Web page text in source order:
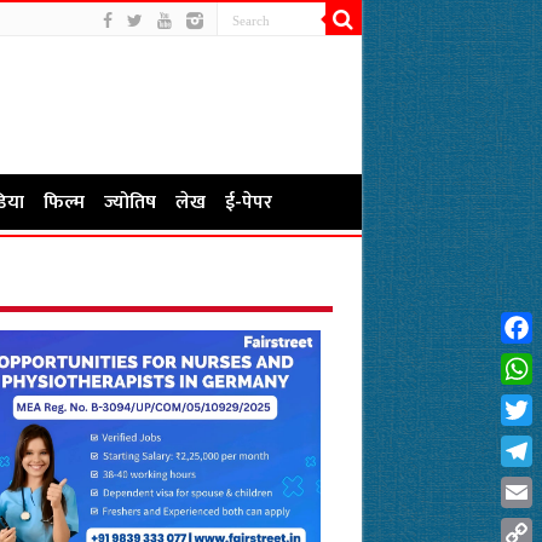
फिल्म ज्योतिष लेख ई-पेपर